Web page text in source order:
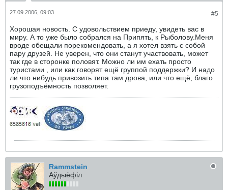
#5
27.09.2006, 09:03
Хорошая новость. С удовольствием приеду, увидеть вас в
миру. А то уже было собрался на Припять, к Рыболову.Меня
вроде обещали порекомендовать, а я хотел взять с собой
пару друзей. Не уверен, что они станут участвовать, может
так где в сторонке половят. Можно ли им ехать просто
туристами , или как говорят ещё группой поддержки? И надо
ли что нибудь привозить типа там дрова, или что ещё, благо
грузоподъёмность позволяет.
Rammstein
Аўдыёфіл